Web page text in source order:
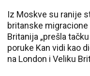
Iz Moskve su ranije
britanske
Britanija „prešla
poruke Kan vidi kao
na London i Veliku